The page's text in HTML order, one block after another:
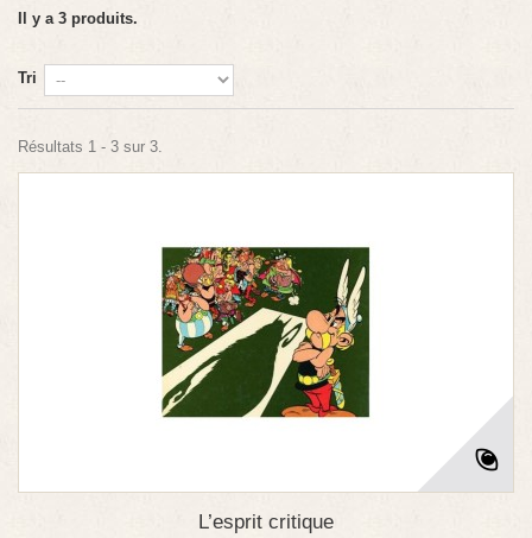
Il y a 3 produits.
Tri
Résultats 1 - 3 sur 3.
L’esprit critique